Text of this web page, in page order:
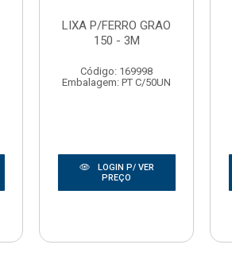
LIXA P/FERRO GRAO
150 - 3M
Código: 169998
Embalagem: PT C/50UN
LOGIN P/ VER
PREÇO